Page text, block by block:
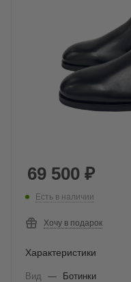
69 500 ₽
Есть в наличии
Хочу в подарок
Характеристики
Вид —
Ботинки